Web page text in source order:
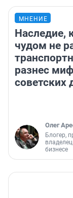
МНЕНИЕ
Наследие,
чудом не
разнес
советских
Олег
Блогер,
бизнесе